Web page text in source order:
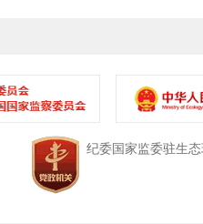
中央纪委国家监委驻生